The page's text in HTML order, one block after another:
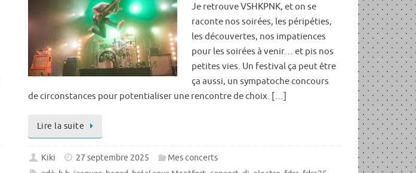
Je retrouve VSHKPNK, et on se
raconte nos soirées, les péripéties,
les découvertes, nos impatiences
pour les soirées à venir… et pis nos
petites vies. Un festival ça peut être
ça aussi, un sympatoche concours
de circonstances pour potentialiser une rencontre de choix. […]
Lire la suite
Kiki 27 septembre 2025
Mes concerts